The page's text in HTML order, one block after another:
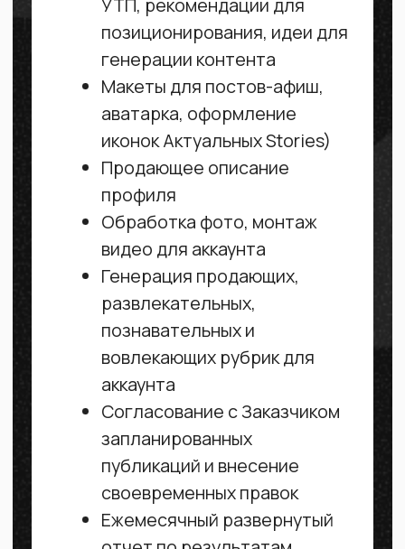
Оставить заявку
Стратегия продвижения на 3
месяца, контент-сетка и
рубрикатор
Формирование и постинг
reels в ленту (6 постов
в месяц). Возможен
авторепост в Youtube (для
видео-формата)
Постинг Stories ежедневно
5-7 слайдов различных
рубрик
Помощь с выбором целевых
УТП, рекомендации для
позиционирования, идеи для
Макеты для постов-афиш,
аватарка, оформление
иконок Актуальных Stories)
Продающее описание
профиля
Обработка фото, монтаж
видео для аккаунта
Генерация продающих,
развлекательных,
познавательных и